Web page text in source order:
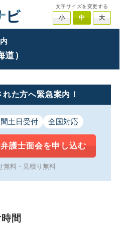
文字サイズを変更する
小 中 大
道）
た方へ緊急案内！
土日受付 全国対応
護士面会を申し込む
無料・見積り無料
間